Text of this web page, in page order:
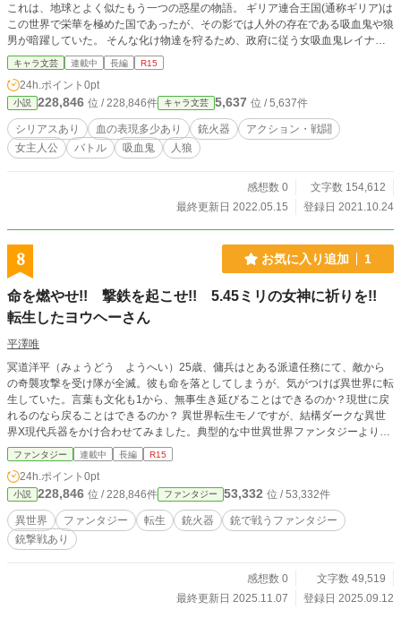
これは、地球とよく似たもう一つの惑星の物語。 ギリア連合王国(通称ギリア)は
この世界で栄華を極めた国であったが、その影では人外の存在である吸血鬼や狼
男が暗躍していた。 そんな化け物達を狩るため、政府に従う女吸血鬼レイナは
今日も夜の街を駆けていく。
キャラ文芸 連載中 長編 R15
24h.ポイント 0pt
小説 228,846 位 / 228,846件 キャラ文芸 5,637 位 / 5,637件
シリアスあり 血の表現多少あり 銃火器
アクション・戦闘
女主人公
バトル 吸血鬼 人狼
感想数 0
文字数 154,612
最終更新日 2022.05.15
登録日 2021.10.24
8 お気に入り追加 1
命を燃やせ!! 撃鉄を起こせ!! 5.45ミリの女神に祈りを!!
転生したヨウヘーさん
平澤唯
冥道洋平（みょうどう ようへい）25歳、傭兵はとある派遣任務にて、敵から
の奇襲攻撃を受け隊が全滅。彼も命を落としてしまうが、気がつけば異世界に転
生していた。言葉も文化も1から、無事生き延びることはできるのか？現世に戻
れるのなら戻ることはできるのか？ 異世界転生モノですが、結構ダークな異世
界X現代兵器をかけ合わせてみました。典型的な中世異世界ファンタジーよりか
は、中世～近代異世界ファンタジーの時代背景を書いていきたいと思っていま
す。 初めての計画的な連載なので、ところどころバーンアウトしないか心配で
はあるものの、定期的に更新していきますので、ぜひ一緒にこの冒険見届けてい
ってください！！
ファンタジー 連載中 長編 R15
24h.ポイント 0pt
小説 228,846 位 / 228,846件 ファンタジー 53,332 位 / 53,332件
異世界 ファンタジー 転生 銃火器
銃で戦うファンタジー
銃撃戦あり
感想数 0
文字数 49,519
最終更新日 2025.11.07
登録日 2025.09.12